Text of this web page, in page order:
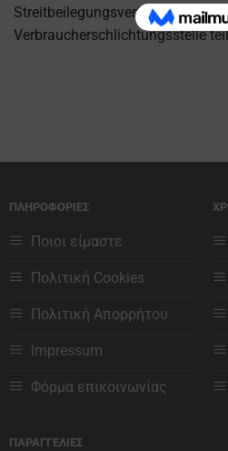
Streitbeilegungsverfahren vor
Verbraucherschlichtungsstelle
ΠΛΗΡΟΦΟΡΙΕΣ
Ποιοι είμαστε
Πολιτική Cookies
Πολιτική Απορρήτου
Impressum
Φόρμα επικοινωνίας
ΠΑΡΑΓΓΕΛΙΕΣ